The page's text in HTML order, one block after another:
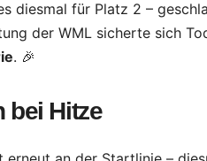
diesmal für Platz 2 –
der WML sicherte sich
. 🎉
bei Hitze